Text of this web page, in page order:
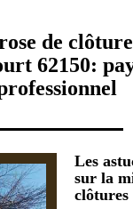
de
62150:
Les
sur la
clôtures